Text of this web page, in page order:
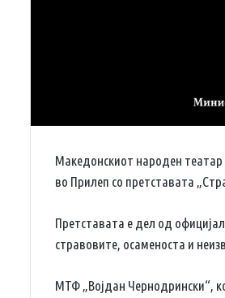
Македонскиот народен театар
во Прилеп со претставата
Претставата е дел од
стравовите, осаменоста и
МТФ „Војдан Чернодрински“,